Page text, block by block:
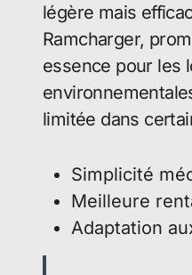
légère mais
Ramcharger,
essence pour les
limitée dans
Simplicité
Meilleure
Adaptation